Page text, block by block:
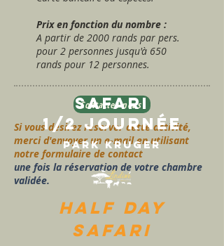
Prix en fonction du nombre :
A partir de 2000 rands par pers.
pour 2 personnes jusqu'à 650
rands pour 12 personnes.
Contactez-nous
Si vous désirez réserver cette activité,
merci d'envoyer un e-mail en utilisant
notre formulaire de contact
une fois la réservation de votre chambre
validée.
Safari
1/2 journée
park kruger
HALF DAY
SAFARI